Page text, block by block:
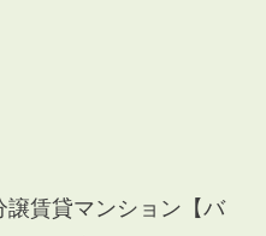
賃貸マンション【バ